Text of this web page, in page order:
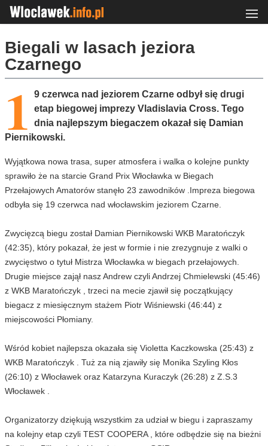
Biegali w lasach jeziora
Czarnego
1
9 czerwca nad jeziorem Czarne odbył się drugi
etap biegowej imprezy Vladislavia Cross. Tego
dnia najlepszym biegaczem okazał się Damian
Piernikowski.
Wyjątkowa nowa trasa, super atmosfera i walka o kolejne punkty
sprawiło że na starcie Grand Prix Włocławka w Biegach
Przełajowych Amatorów stanęło 23 zawodników .Impreza biegowa
odbyła się 19 czerwca nad włocławskim jeziorem Czarne.
Zwycięzcą biegu został Damian Piernikowski WKB Maratończyk
(42:35), który pokazał, że jest w formie i nie zrezygnuje z walki o
zwycięstwo o tytuł Mistrza Włocławka w biegach przełajowych.
Drugie miejsce zajął nasz Andrew czyli Andrzej Chmielewski (45:46)
z WKB Maratończyk , trzeci na mecie zjawił się początkujący
biegacz z miesięcznym stażem Piotr Wiśniewski (46:44) z
miejscowości Płomiany.
Wśród kobiet najlepsza okazała się Violetta Kaczkowska (25:43) z
WKB Maratończyk . Tuż za nią zjawiły się Monika Szyling Kłos
(26:10) z Włocławek oraz Katarzyna Kuraczyk (26:28) z Z.S.3
Włocławek .
Organizatorzy dziękują wszystkim za udział w biegu i zapraszamy
na kolejny etap czyli TEST COOPERA , które odbędzie się na bieżni